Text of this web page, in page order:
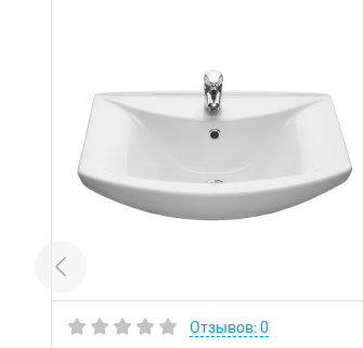
Отзывов: 0